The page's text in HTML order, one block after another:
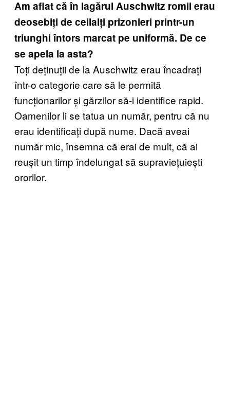
Am aflat că în lagărul Auschwitz romii erau
deosebiți de ceilalți prizonieri printr-un
triunghi întors marcat pe uniformă. De ce
se apela la asta?
Toți deținuții de la Auschwitz erau încadrați
într-o categorie care să le permită
funcționarilor și gărzilor să-i identifice rapid.
Oamenilor li se tatua un număr, pentru că nu
erau identificați după nume. Dacă aveai
număr mic, însemna că erai de mult, că ai
reușit un timp îndelungat să supraviețuiești
ororilor.